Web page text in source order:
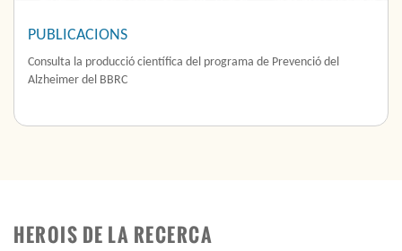
PUBLICACIONS
Consulta la producció científica del programa de Prevenció del
Alzheimer del BBRC
HEROIS DE LA RECERCA